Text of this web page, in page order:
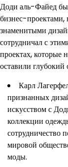
Доди аль-Файед
бизнес-
знаменитыми
сотрудничал с
проектах, которые
оставили
Карл
признанных
искусством с
коллекции
сотрудничество
мировой
моды.